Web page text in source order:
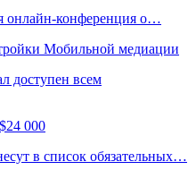
онлайн-конференция о…
Мобильной медиации
доступен всем
000
в список обязательных…